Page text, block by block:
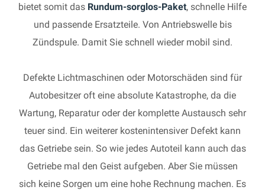
bietet somit das Rundum-sorglos-Paket, schnelle Hilfe
und passende Ersatzteile. Von Antriebswelle bis
Zündspule. Damit Sie schnell wieder mobil sind.
Defekte Lichtmaschinen oder Motorschäden sind für
Autobesitzer oft eine absolute Katastrophe, da die
Wartung, Reparatur oder der komplette Austausch sehr
teuer sind. Ein weiterer kostenintensiver Defekt kann
das Getriebe sein. So wie jedes Autoteil kann auch das
Getriebe mal den Geist aufgeben. Aber Sie müssen
sich keine Sorgen um eine hohe Rechnung machen. Es